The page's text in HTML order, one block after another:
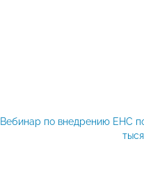
Вебинар по внедрению ЕНС